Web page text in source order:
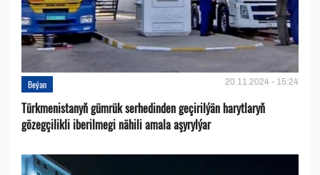
Beýan 20.11.2024 - 15:24
Türkmenistanyň gümrük serhedinden geçirilýän harytlaryň
gözegçilikli iberilmegi nähili amala aşyrylýar